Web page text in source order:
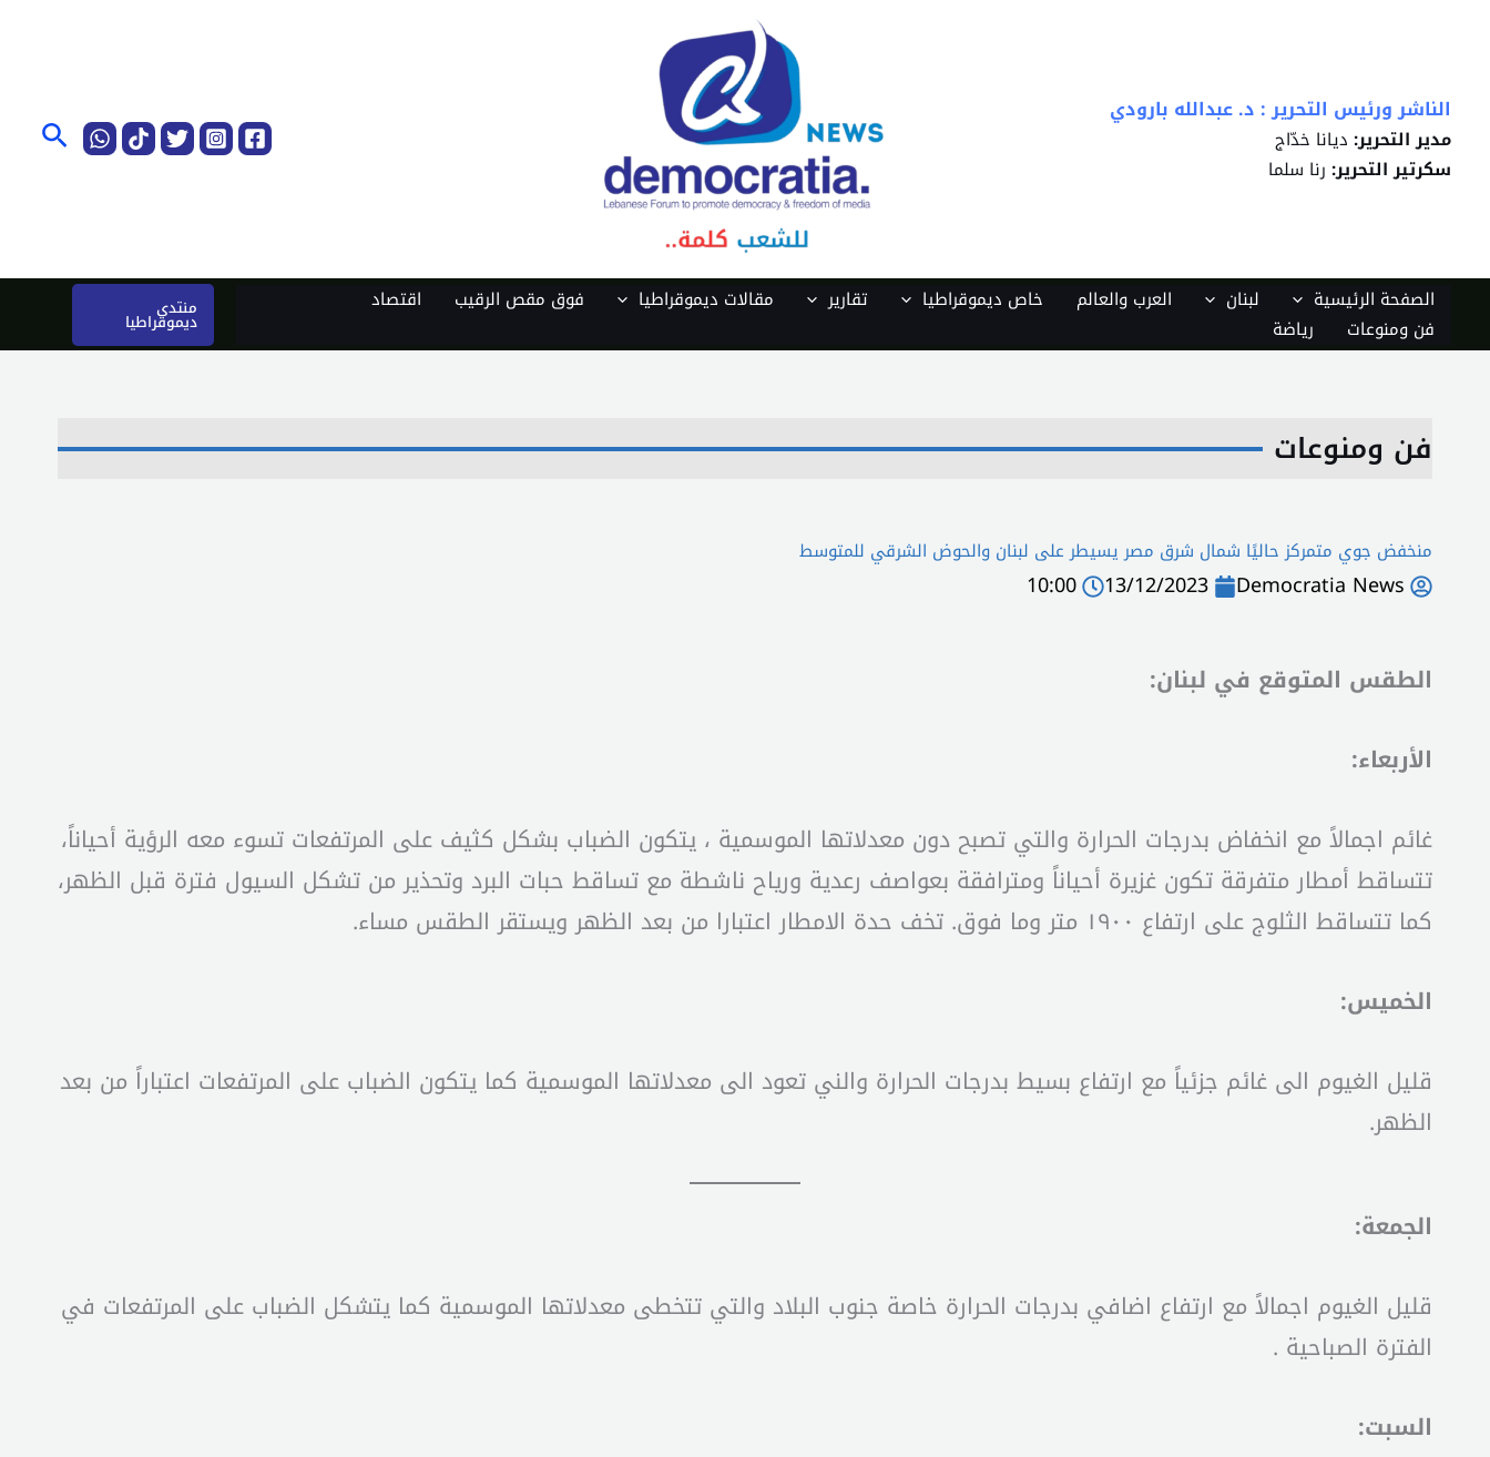
الناشر ورئيس التحرير : د. عبدالله بارودي
مدير التحرير: ديانا خدّاج
سكرتير التحرير: رنا سلما
الصفحة الرئيسية لبنان العرب والعالم خاص ديموقراطيا تقارير مقالات ديموقراطيا فوق مقص الرقيب
اقتصاد
فن ومنوعات
رياضة
منتدى
ديموقراطيا
فن ومنوعات
منخفض جوي متمركز حاليًا شمال شرق مصر يسيطر على لبنان والحوض الشرقي للمتوسط
Democratia News
13/12/2023
10:00
الطقس المتوقع في لبنان:
الأربعاء:
غائم اجمالاً مع انخفاض بدرجات الحرارة والتي تصبح دون معدلاتها الموسمية ، يتكون الضباب بشكل كثيف على المرتفعات تسوء معه الرؤية أحياناً،
تتساقط أمطار متفرقة تكون غزيرة أحياناً ومترافقة بعواصف رعدية ورياح ناشطة مع تساقط حبات البرد وتحذير من تشكل السيول فترة قبل الظهر،
كما تتساقط الثلوج على ارتفاع ١٩٠٠ متر وما فوق. تخف حدة الامطار اعتبارا من بعد الظهر ويستقر الطقس مساء.
الخميس:
قليل الغيوم الى غائم جزئياً مع ارتفاع بسيط بدرجات الحرارة والني تعود الى معدلاتها الموسمية كما يتكون الضباب على المرتفعات اعتباراً من بعد
الظهر.
الجمعة:
قليل الغيوم اجمالاً مع ارتفاع اضافي بدرجات الحرارة خاصة جنوب البلاد والتي تتخطى معدلاتها الموسمية كما يتشكل الضباب على المرتفعات في
الفترة الصباحية .
السبت: